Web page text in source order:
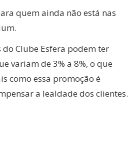
quem ainda não está nas
Clube Esfera podem ter
variam de 3% a 8%, o que
como essa promoção é
a lealdade dos clientes.